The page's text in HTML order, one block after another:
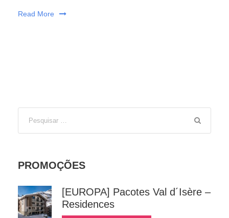
Read More
PROMOÇÕES
[EUROPA] Pacotes Val d´Isère –
Residences